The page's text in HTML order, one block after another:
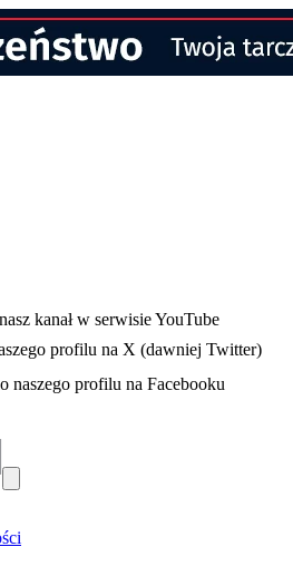
karcie
się w nowej karcie
kanał w serwisie YouTube
profilu na X (dawniej Twitter)
się w nowej karcie
naszego profilu na Facebooku